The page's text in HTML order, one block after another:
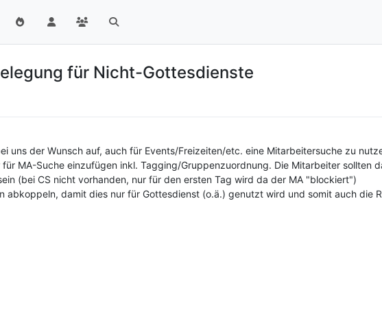
für Nicht-Gottesdienste
uns der Wunsch auf, auch für Events/Freizeiten/etc. eine Mitarbeitersuche zu
für MA-Suche einzufügen inkl. Tagging/Gruppenzuordnung. Die Mitarbeiter sollten
(bei CS nicht vorhanden, nur für den ersten Tag wird da der MA "blockiert")
abkoppeln, damit dies nur für Gottesdienst (o.ä.) genutzt wird und somit auch die